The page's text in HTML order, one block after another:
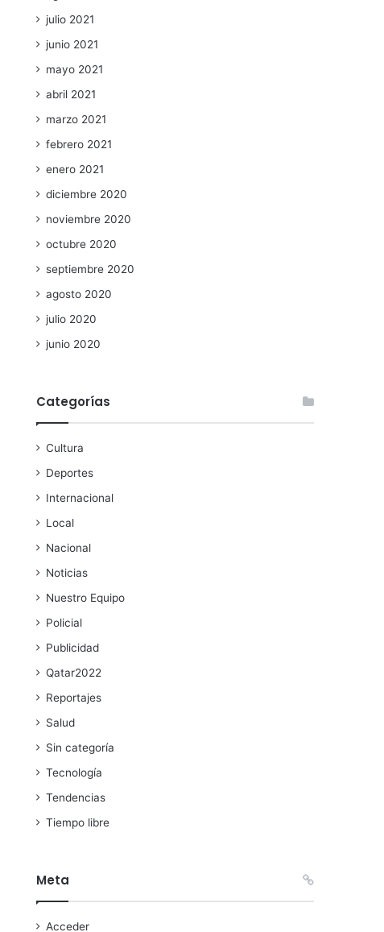
julio 2021
junio 2021
mayo 2021
abril 2021
marzo 2021
febrero 2021
enero 2021
diciembre 2020
noviembre 2020
octubre 2020
septiembre 2020
agosto 2020
julio 2020
junio 2020
Categorías
Cultura
Deportes
Internacional
Local
Nacional
Noticias
Nuestro Equipo
Policial
Publicidad
Qatar2022
Reportajes
Salud
Sin categoría
Tecnología
Tendencias
Tiempo libre
Meta
Acceder